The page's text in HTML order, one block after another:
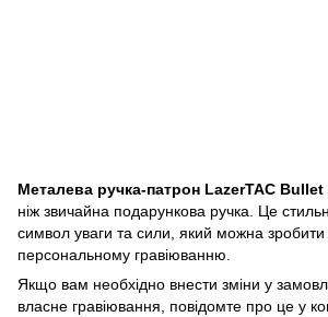
Металева ручка-патрон LazerTAC Bullet
ніж звичайна подарункова ручка. Це
символ уваги та сили, який можна зробити
персональному гравіюванню.
Якщо вам необхідно внести зміни у
власне гравіювання, повідомте про це у